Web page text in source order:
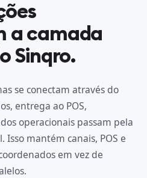
a camada
Sinqro.
se conectam através do
entrega ao POS,
operacionais passam pela
mantém canais, POS e
em vez de